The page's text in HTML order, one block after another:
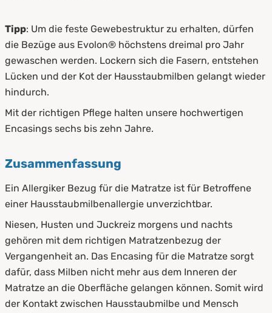
Tipp: Um die feste Gewebestruktur zu erhalten, dürfen
die Bezüge aus Evolon® höchstens dreimal pro Jahr
gewaschen werden. Lockern sich die Fasern, entstehen
Lücken und der Kot der Hausstaubmilben gelangt wieder
hindurch.
Mit der richtigen Pflege halten unsere hochwertigen
Encasings sechs bis zehn Jahre.
Zusammenfassung
Ein Allergiker Bezug für die Matratze ist für Betroffene
einer Hausstaubmilbenallergie unverzichtbar.
Niesen, Husten und Juckreiz morgens und nachts
gehören mit dem richtigen Matratzenbezug der
Vergangenheit an. Das Encasing für die Matratze sorgt
dafür, dass Milben nicht mehr aus dem Inneren der
Matratze an die Oberfläche gelangen können. Somit wird
der Kontakt zwischen Hausstaubmilbe und Mensch